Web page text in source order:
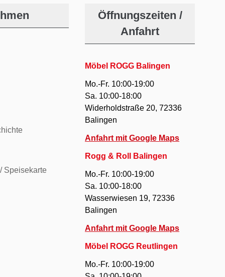
Speisekarte
Öffnungszeiten /
Anfahrt
Möbel ROGG Balingen
Mo.-Fr. 10:00-19:00
Sa. 10:00-18:00
Widerholdstraße 20, 72336
Balingen
Anfahrt mit Google Maps
Rogg & Roll Balingen
Mo.-Fr. 10:00-19:00
Sa. 10:00-18:00
Wasserwiesen 19, 72336
Balingen
Anfahrt mit Google Maps
Möbel ROGG Reutlingen
Mo.-Fr. 10:00-19:00